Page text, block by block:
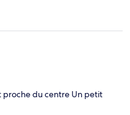
du centre Un petit